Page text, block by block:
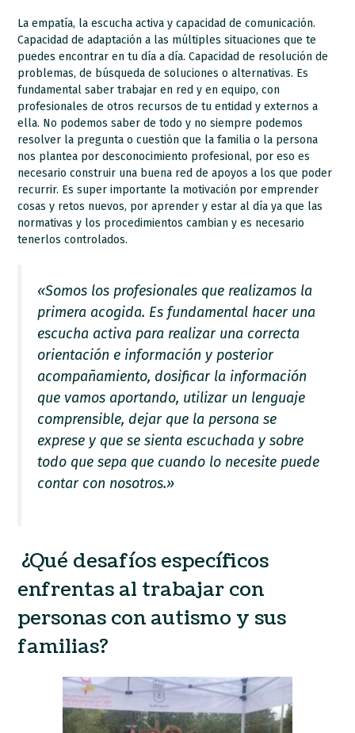
La empatía, la escucha activa y capacidad de comunicación.
Capacidad de adaptación a las múltiples situaciones que te
puedes encontrar en tu día a día. Capacidad de resolución de
problemas, de búsqueda de soluciones o alternativas. Es
fundamental saber trabajar en red y en equipo, con
profesionales de otros recursos de tu entidad y externos a
ella. No podemos saber de todo y no siempre podemos
resolver la pregunta o cuestión que la familia o la persona
nos plantea por desconocimiento profesional, por eso es
necesario construir una buena red de apoyos a los que poder
recurrir. Es super importante la motivación por emprender
cosas y retos nuevos, por aprender y estar al día ya que las
normativas y los procedimientos cambian y es necesario
tenerlos controlados.
«Somos los profesionales que realizamos la
primera acogida. Es fundamental hacer una
escucha activa para realizar una correcta
orientación e información y posterior
acompañamiento, dosificar la información
que vamos aportando, utilizar un lenguaje
comprensible, dejar que la persona se
exprese y que se sienta escuchada y sobre
todo que sepa que cuando lo necesite puede
contar con nosotros.»
¿Qué desafíos específicos
enfrentas al trabajar con
personas con autismo y sus
familias?